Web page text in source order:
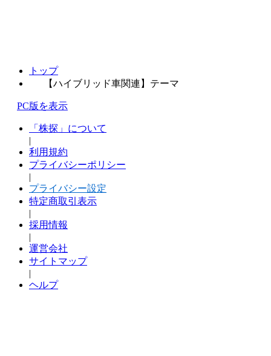
トップ
【ハイブリッド車関連】テーマ
PC版を表示
「株探」について
|
利用規約
プライバシーポリシー
|
プライバシー設定
特定商取引表示
|
採用情報
|
運営会社
サイトマップ
|
ヘルプ